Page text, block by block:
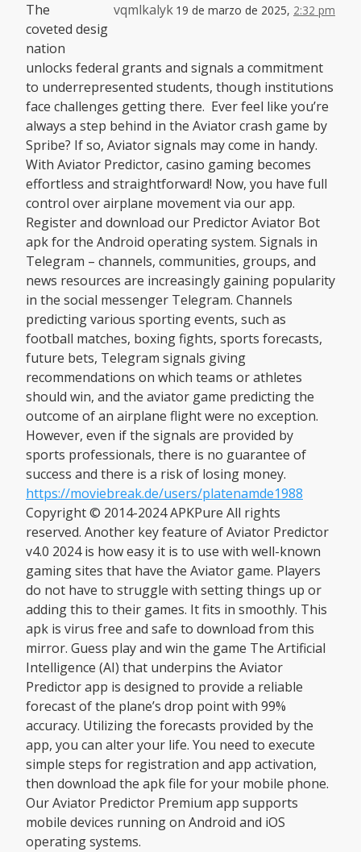
vqmlkalyk 19 de marzo de 2025, 2:32 pm
The
coveted desig
nation
unlocks federal grants and signals a commitment
to underrepresented students, though institutions
face challenges getting there. Ever feel like you’re
always a step behind in the Aviator crash game by
Spribe? If so, Aviator signals may come in handy.
With Aviator Predictor, casino gaming becomes
effortless and straightforward! Now, you have full
control over airplane movement via our app.
Register and download our Predictor Aviator Bot
apk for the Android operating system. Signals in
Telegram – channels, communities, groups, and
news resources are increasingly gaining popularity
in the social messenger Telegram. Channels
predicting various sporting events, such as
football matches, boxing fights, sports forecasts,
future bets, Telegram signals giving
recommendations on which teams or athletes
should win, and the aviator game predicting the
outcome of an airplane flight were no exception.
However, even if the signals are provided by
sports professionals, there is no guarantee of
success and there is a risk of losing money.
https://moviebreak.de/users/platenamde1988
Copyright © 2014-2024 APKPure All rights
reserved. Another key feature of Aviator Predictor
v4.0 2024 is how easy it is to use with well-known
gaming sites that have the Aviator game. Players
do not have to struggle with setting things up or
adding this to their games. It fits in smoothly. This
apk is virus free and safe to download from this
mirror. Guess play and win the game The Artificial
Intelligence (AI) that underpins the Aviator
Predictor app is designed to provide a reliable
forecast of the plane’s drop point with 99%
accuracy. Utilizing the forecasts provided by the
app, you can alter your life. You need to execute
simple steps for registration and app activation,
then download the apk file for your mobile phone.
Our Aviator Predictor Premium app supports
mobile devices running on Android and iOS
operating systems.